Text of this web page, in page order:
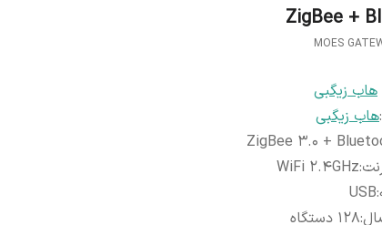
ZigBee +
MOES
هاب زیگبی
هاب زیگبی
ZigBee 3.0 +
:
WiFi 2.4GHz
:
USB
:128 دستگاه